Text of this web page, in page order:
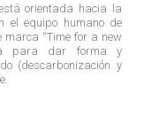
orientada hacia la
el equipo humano de
marca “Time for a new
para dar forma y
(descarbonización y